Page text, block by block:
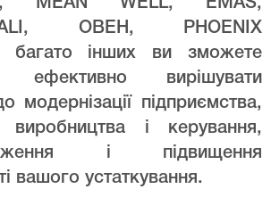
MEAN WELL, EMAS,
ОВЕН, PHOENIX
багато інших ви зможете
ефективно вирішувати
модернізації підприємства,
виробництва і керування,
і підвищення
вашого устаткування.